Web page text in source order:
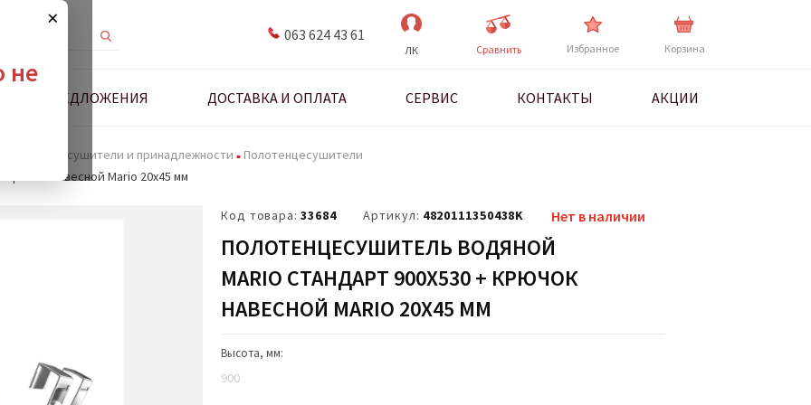
×
не
063 624 43 61
ЛК Cравнить Избранное Корзина
ПРЕДЛОЖЕНИЯ ДОСТАВКА И ОПЛАТА СЕРВИС КОНТАКТЫ АКЦИИ
Полотенцесушители и принадлежности
Полотенцесушители
Крючок навесной Mario 20х45 мм
Код товара: 33684 Артикул: 4820111350438K Нет в наличии
ПОЛОТЕНЦЕСУШИТЕЛЬ ВОДЯНОЙ
MARIO СТАНДАРТ 900Х530 + КРЮЧОК
НАВЕСНОЙ MARIO 20Х45 ММ
Высота, мм:
900